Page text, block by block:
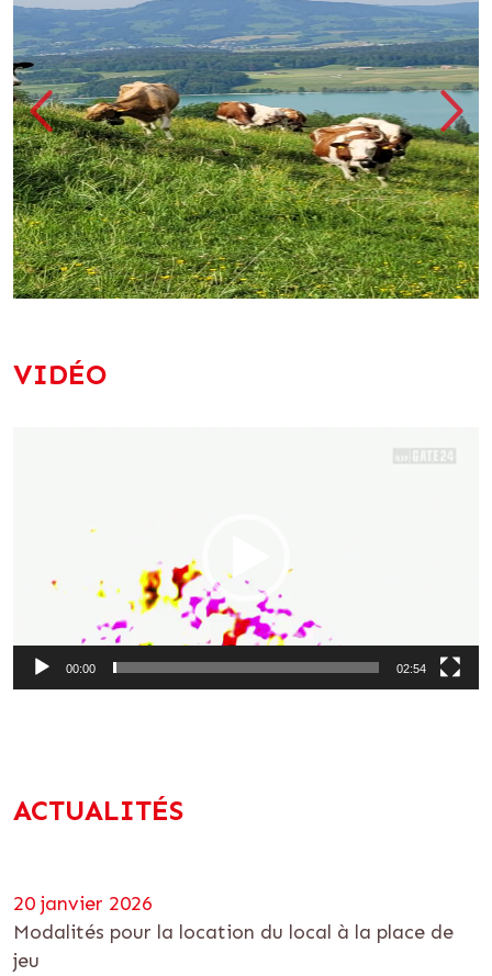
ACTUALITÉS
20 janvier 2026
Modalités pour la location du local à la place de
jeu
VIDÉO
00:00 02:54